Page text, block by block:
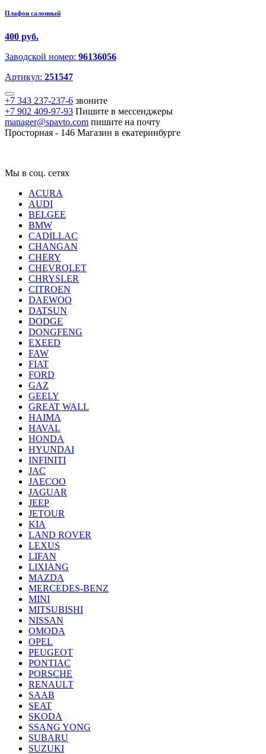
Плафон салонный
400 руб.
Заводской номер: 96136056
Артикул: 251547
+7 343 237-237-6 звоните
+7 902 409-97-93 Пишите в мессенджеры
manager@spavto.com пишите на почту
Просторная - 146 Магазин в екатеринбурге
Мы в соц. сетях
ACURA
AUDI
BELGEE
BMW
CADILLAC
CHANGAN
CHERY
CHEVROLET
CHRYSLER
CITROEN
DAEWOO
DATSUN
DODGE
DONGFENG
EXEED
FAW
FIAT
FORD
GAZ
GEELY
GREAT WALL
HAIMA
HAVAL
HONDA
HYUNDAI
INFINITI
JAC
JAECOO
JAGUAR
JEEP
JETOUR
KIA
LAND ROVER
LEXUS
LIFAN
LIXIANG
MAZDA
MERCEDES-BENZ
MINI
MITSUBISHI
NISSAN
OMODA
OPEL
PEUGEOT
PONTIAC
PORSCHE
RENAULT
SAAB
SEAT
SKODA
SSANG YONG
SUBARU
SUZUKI